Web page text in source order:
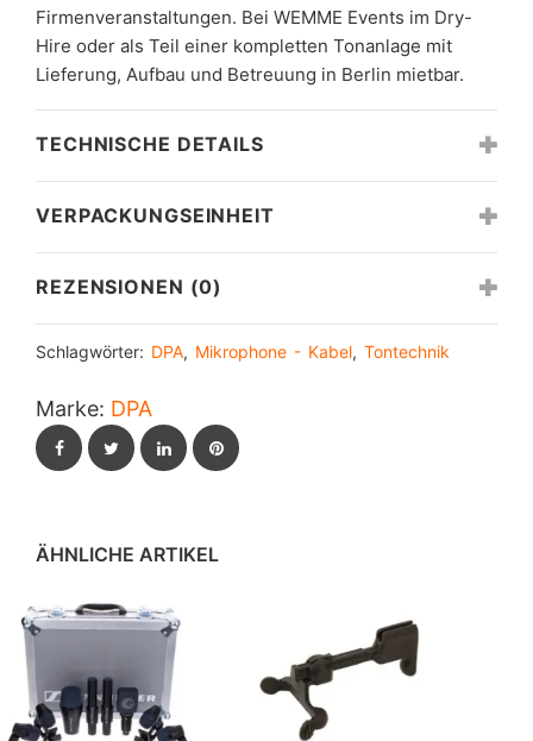
Firmenveranstaltungen. Bei WEMME Events im Dry-
Hire oder als Teil einer kompletten Tonanlage mit
Lieferung, Aufbau und Betreuung in Berlin mietbar.
TECHNISCHE DETAILS
VERPACKUNGSEINHEIT
REZENSIONEN (0)
Schlagwörter: DPA, Mikrophone - Kabel, Tontechnik
Marke: DPA
FacebookTwitterLinkedInPinterest
ÄHNLICHE ARTIKEL